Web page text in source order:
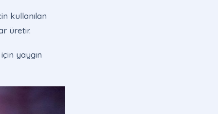
kullanılan
üretir.
yaygın